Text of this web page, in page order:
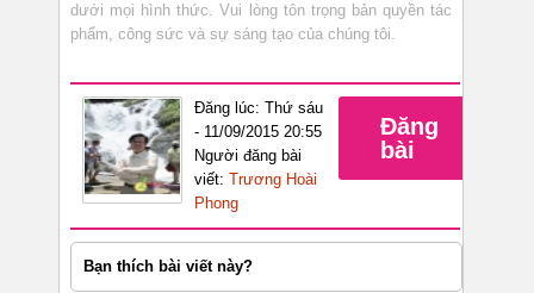
dưới mọi hình thức. Vui lòng tôn trọng bản quyền tác
phẩm, công sức và sự sáng tạo của chúng tôi.
Đăng lúc: Thứ sáu
- 11/09/2015 20:55
Người đăng bài
viết: Trương Hoài
Phong
Đăng
bài
Bạn thích bài viết này?